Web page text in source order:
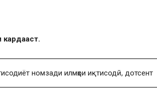
номзади илмҳои иқтисодӣ, дотсент